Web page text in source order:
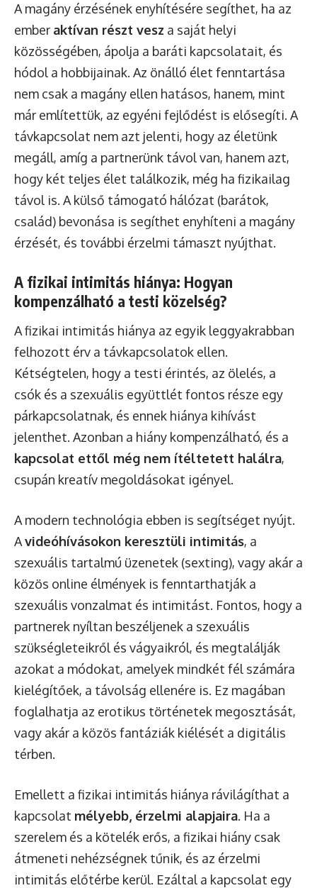
A magány érzésének enyhítésére segíthet, ha az
ember aktívan részt vesz a saját helyi
közösségében, ápolja a baráti kapcsolatait, és
hódol a hobbijainak. Az önálló élet fenntartása
nem csak a magány ellen hatásos, hanem, mint
már említettük, az egyéni fejlődést is elősegíti. A
távkapcsolat nem azt jelenti, hogy az életünk
megáll, amíg a partnerünk távol van, hanem azt,
hogy két teljes élet találkozik, még ha fizikailag
távol is. A külső támogató hálózat (barátok,
család) bevonása is segíthet enyhíteni a magány
érzését, és további érzelmi támaszt nyújthat.
A fizikai intimitás hiánya: Hogyan
kompenzálható a testi közelség?
A fizikai intimitás hiánya az egyik leggyakrabban
felhozott érv a távkapcsolatok ellen.
Kétségtelen, hogy a testi érintés, az ölelés, a
csók és a szexuális együttlét fontos része egy
párkapcsolatnak, és ennek hiánya kihívást
jelenthet. Azonban a hiány kompenzálható, és a
kapcsolat ettől még nem ítéltetett halálra,
csupán kreatív megoldásokat igényel.
A modern technológia ebben is segítséget nyújt.
Avideóhívásokon keresztüli intimitás, a
szexuális tartalmú üzenetek (sexting), vagy akár a
közös online élmények is fenntarthatják a
szexuális vonzalmat és intimitást. Fontos, hogy a
partnerek nyíltan beszéljenek a szexuális
szükségleteikről és vágyaikról, és megtalálják
azokat a módokat, amelyek mindkét fél számára
kielégítőek, a távolság ellenére is. Ez magában
foglalhatja az erotikus történetek megosztását,
vagy akár a közös fantáziák kiélését a digitális
térben.
Emellett a fizikai intimitás hiánya rávilágíthat a
kapcsolat mélyebb, érzelmi alapjaira. Ha a
szerelem és a kötelék erős, a fizikai hiány csak
átmeneti nehézségnek tűnik, és az érzelmi
intimitás előtérbe kerül. Ezáltal a kapcsolat egy